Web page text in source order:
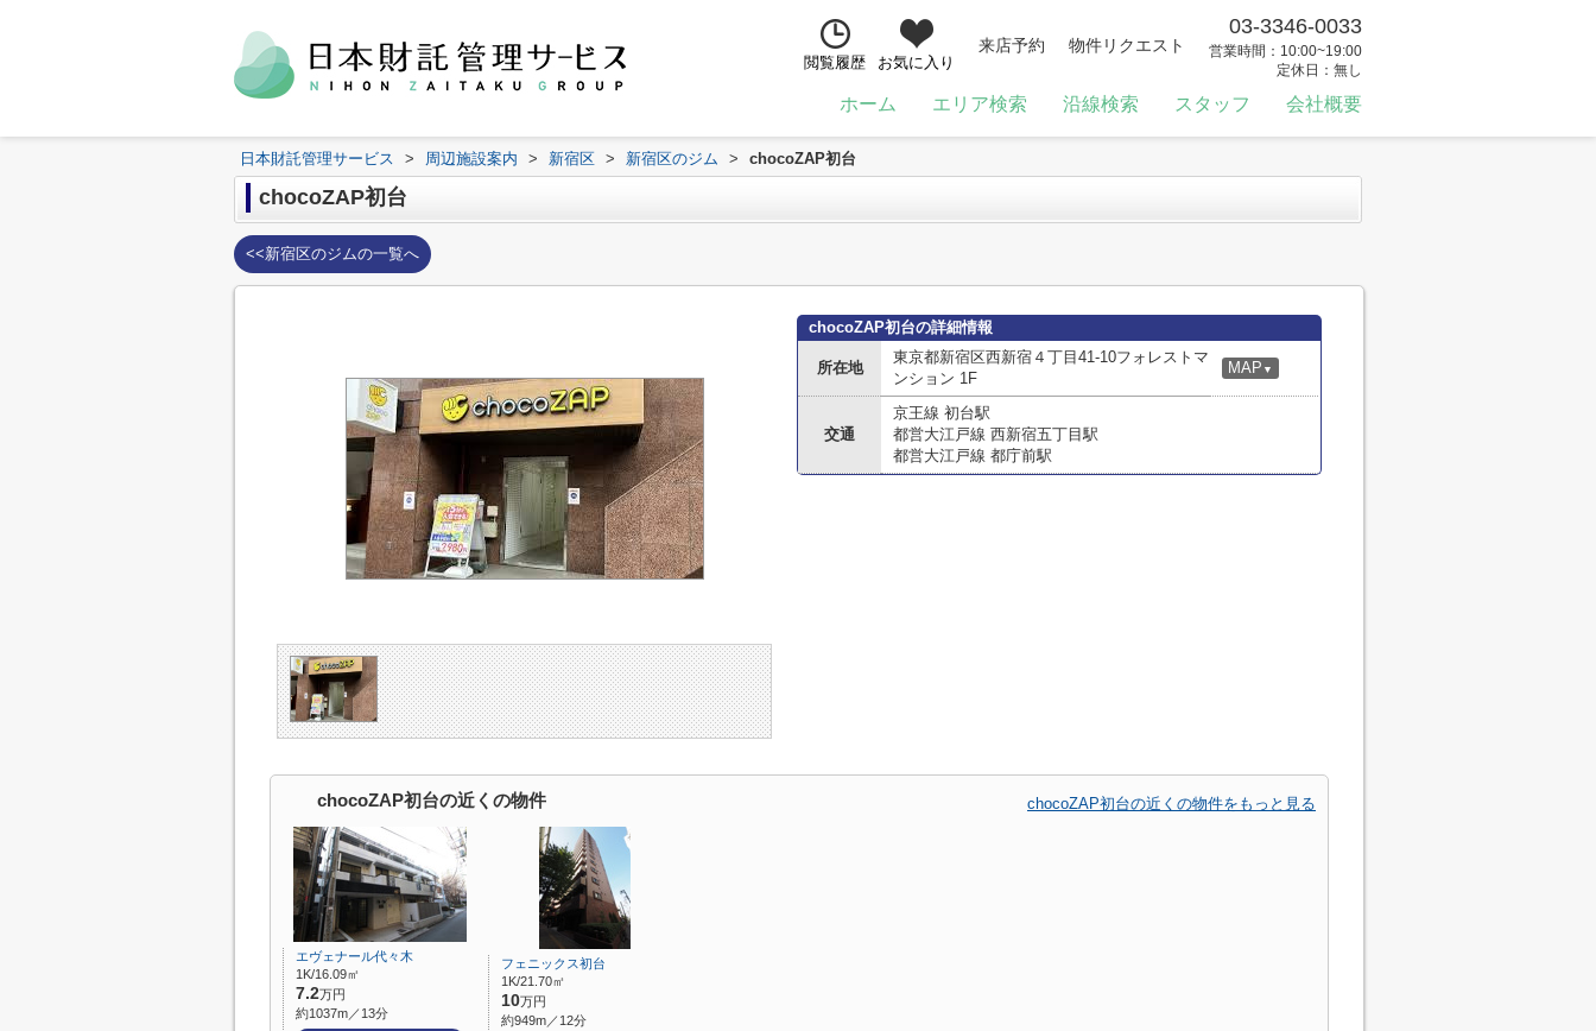
閲覧履歴 お気に入り
来店予約 物件リクエスト
03-3346-0033
営業時間：10:00~19:00
定休日：無し
ホーム エリア検索 沿線検索 スタッフ 会社概要
日本財託管理サービス > 周辺施設案内 > 新宿区 > 新宿区のジム > chocoZAP初台
chocoZAP初台
<<新宿区のジムの一覧へ
chocoZAP初台の詳細情報
所在地
東京都新宿区西新宿４丁目41-10フォレストマ
ンション 1F
MAP ▼
交通
京王線 初台駅
都営大江戸線 西新宿五丁目駅
都営大江戸線 都庁前駅
chocoZAP初台の近くの物件 chocoZAP初台の近くの物件をもっと見る
エヴェナール代々木
1K/16.09㎡
7.2万円
約1037m／13分
フェニックス初台
1K/21.70㎡
10万円
約949m／12分